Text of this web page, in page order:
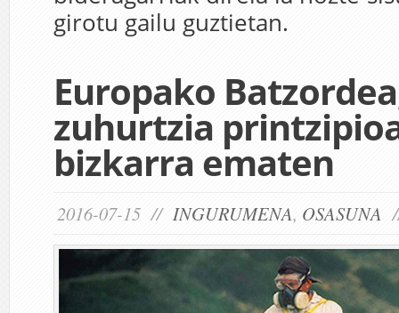
girotu gailu guztietan.
Europako
zuhurtzia
bizkarra ematen
2016-07-15 // INGURUMENA, OSASUNA